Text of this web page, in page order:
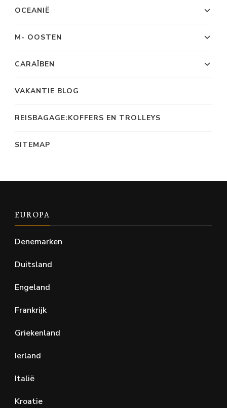
OCEANIË
M- OOSTEN
CARAÏBEN
VAKANTIE BLOG
REISBAGAGE:KOFFERS EN TROLLEYS
SITEMAP
EUROPA
Denemarken
Duitsland
Engeland
Frankrijk
Griekenland
Ierland
Italië
Kroatie